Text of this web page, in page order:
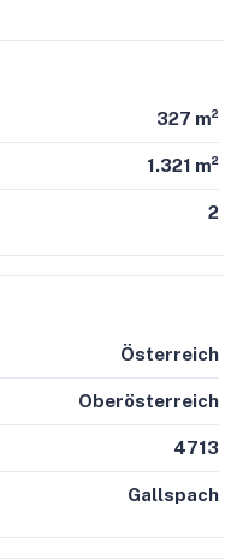
327 m²
1.321 m²
2
Österreich
Oberösterreich
4713
Gallspach